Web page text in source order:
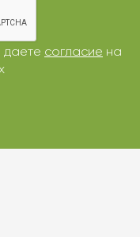
даете согласие на